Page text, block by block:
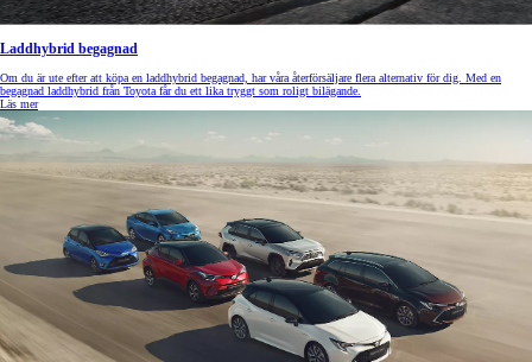
Laddhybrid begagnad
Om du är ute efter att köpa en laddhybrid begagnad, har våra återförsäljare flera alternativ för dig. Med en
begagnad laddhybrid från Toyota får du ett lika tryggt som roligt bilägande.
Läs mer